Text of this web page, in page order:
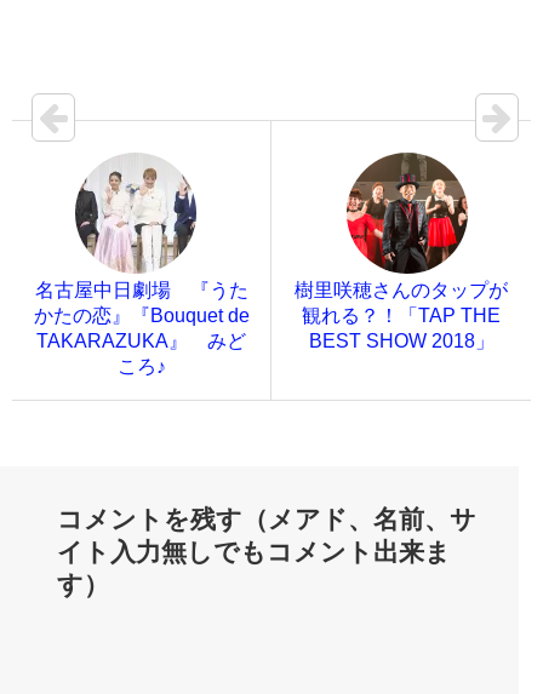
名古屋中日劇場 『うた
かたの恋』『Bouquet de
TAKARAZUKA』 みど
ころ♪
樹里咲穂さんのタップが
観れる？！「TAP THE
BEST SHOW 2018」
コメントを残す（メアド、名前、サ
イト入力無しでもコメント出来ま
す）